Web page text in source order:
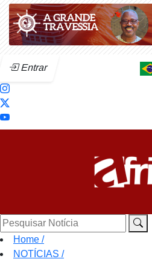
Entrar
Pesquisar Notícia
Home /
NOTÍCIAS /